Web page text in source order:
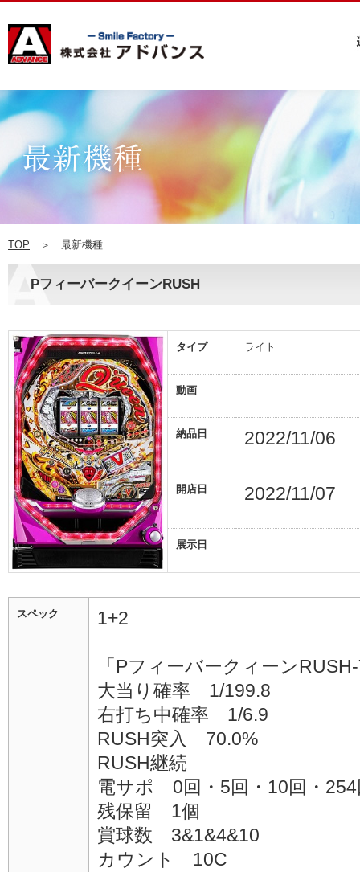
TOP ＞ 最新機種
PフィーバークイーンRUSH
タイプ ライト
動画
納品日 2022/11/06
開店日 2022/11/07
展示日
スペック 1+2
「Pフィーバークィーン
大当り確率 1/199.8
右打ち中確率 1/6.9
RUSH突入 70.0%
RUSH継続
電サポ 0回・5回・10回・254
残保留 1個
賞球数 3&1&4&10
カウント 10C